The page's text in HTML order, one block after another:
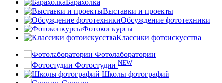
Барахолка
Выставки и проекты
Обсуждение фототехники
Фотоконкурсы
Классики фотоискусства
Фотолаборатории
Фотостудии NEW
Школы фотографий